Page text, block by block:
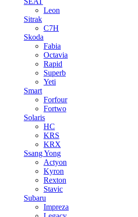
Leon
Sitrak
C7H
Skoda
Fabia
Octavia
Rapid
Superb
Yeti
Smart
Forfour
Fortwo
Solaris
HC
KRS
KRX
Ssang Yong
Actyon
Kyron
Rexton
Stavic
Subaru
Impreza